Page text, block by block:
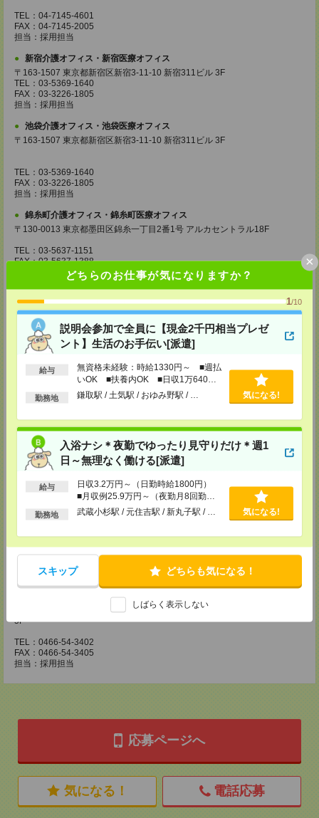
どちらのお仕事が気になりますか？
1/10
説明会参加で全員に【現金2千円相当プレゼ
ント】生活のお手伝い[派遣]
給与
無資格未経験：時給1330円～ ■週払
いOK ■扶養内OK ■日収1万640円
以上
勤務地 鎌取駅 / 土気駅 / おゆみ野駅 / … 気になる!
入浴ナシ＊夜勤でゆったり見守りだけ＊週1
日～無理なく働ける[派遣]
給与
日収3.2万円～（日勤時給1800円）
■月収例25.9万円～（夜勤月8回勤務
の場合）
勤務地 武蔵小杉駅 / 元住吉駅 / 新丸子駅 / … 気になる!
スキップ どちらも気になる！
しばらく表示しない
×
TEL：04-7145-4601
FAX：04-7145-2005
担当：採用担当
新宿介護オフィス・新宿医療オフィス
〒163-1507 東京都新宿区新宿3-11-10 新宿311ビル 3F
TEL：03-5369-1640
FAX：03-3226-1805
担当：採用担当
池袋介護オフィス・池袋医療オフィス
〒163-1507 東京都新宿区新宿3-11-10 新宿311ビル 3F
TEL：03-5369-1640
FAX：03-3226-1805
担当：採用担当
錦糸町介護オフィス・錦糸町医療オフィス
〒130-0013 東京都墨田区錦糸一丁目2番1号 アルカセントラル18F
TEL：03-5637-1151
FAX：03-5637-1388
担当：採用担当
〒180-0004 東京都武蔵野市吉祥寺本町1丁目14番5号 吉祥寺本町ビル5F
TEL：0422-23-0901
FAX：0422-23-0905
担当：採用担当
町田介護オフィス
〒194-0022 東京都町田市森野1丁目36番14号 ビオレ町田ビル3F
FAX：042-728-3025
担当：採用担当
川崎医療オフィス・横浜医療オフィス
〒210-0007 神奈川県川崎市川崎区駅前本町3-1 NMF川崎東口ビル7F
FAX：044-233-4305
担当：採用担当者
横浜介護オフィス
TEL：045-320-1901
FAX：044-233-4305
担当：採用担当者
〒251-0023 神奈川県藤沢市鵠沼花沢町1-17 藤沢朝日生命信和実業ビル
5F
TEL：0466-54-3402
FAX：0466-54-3405
担当：採用担当
応募ページへ
気になる！ 電話応募